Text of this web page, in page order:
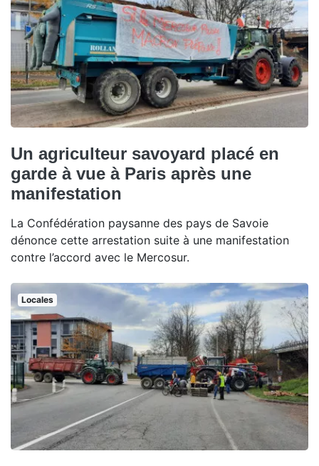
Un agriculteur savoyard placé en
garde à vue à Paris après une
manifestation
La Confédération paysanne des pays de Savoie
dénonce cette arrestation suite à une manifestation
contre l’accord avec le Mercosur.
Locales